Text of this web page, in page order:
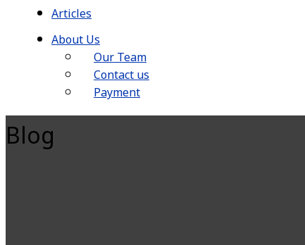
Articles
About Us
Our Team
Contact us
Payment
Blog